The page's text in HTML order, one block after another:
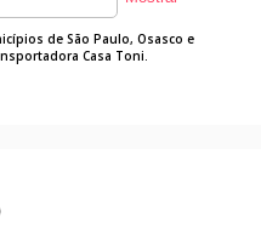
de São Paulo, Osasco e
Casa Toni.